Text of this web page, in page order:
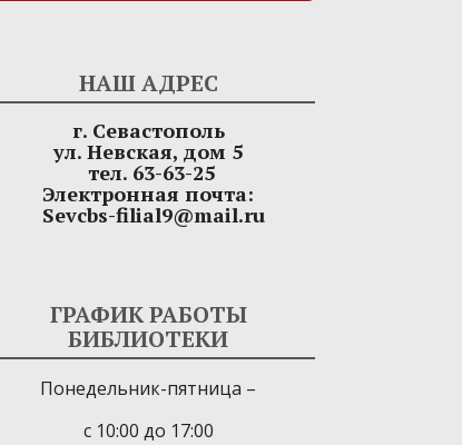
НАШ АДРЕС
г. Севастополь
ул. Невская, дом 5
тел. 63-63-25
Электронная почта:
Sevcbs-filial9@mail.ru
ГРАФИК РАБОТЫ
БИБЛИОТЕКИ
Понедельник-пятница –
с 10:00 до 17:00